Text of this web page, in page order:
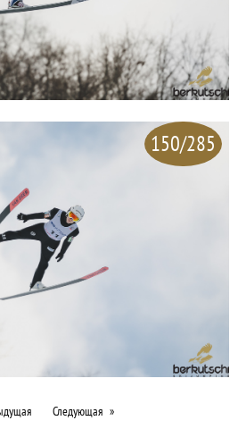
150/285
Следующая